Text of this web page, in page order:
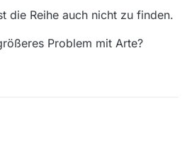
die Reihe auch nicht zu finden.
Problem mit Arte?